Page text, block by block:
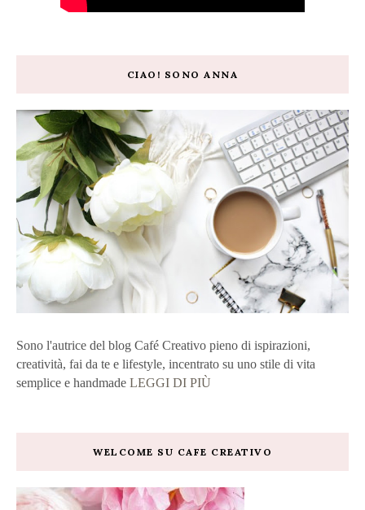
CIAO! SONO ANNA
Sono l'autrice del blog Café Creativo pieno di ispirazioni,
creatività, fai da te e lifestyle, incentrato su uno stile di vita
semplice e handmade LEGGI DI PIÙ
WELCOME SU CAFE CREATIVO